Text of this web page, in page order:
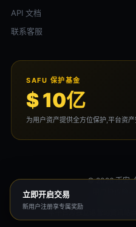
API 文档
联系客服
SAFU 保护基金
$ 10亿
为用户资产提供全方位保护,平台资
© 2026 币安.
立即开启交易
新用户注册享专属奖励